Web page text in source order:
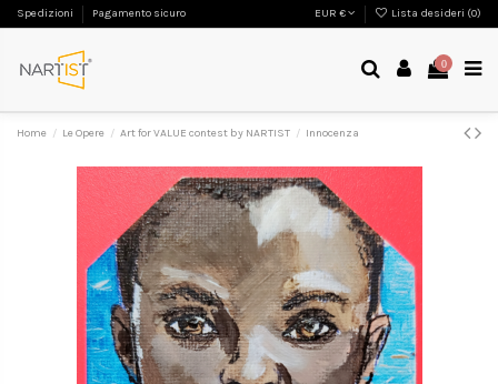
Spedizioni Pagamento sicuro EUR € Lista desideri (0)
0
Home Le Opere Art for VALUE contest by NARTIST Innocenza